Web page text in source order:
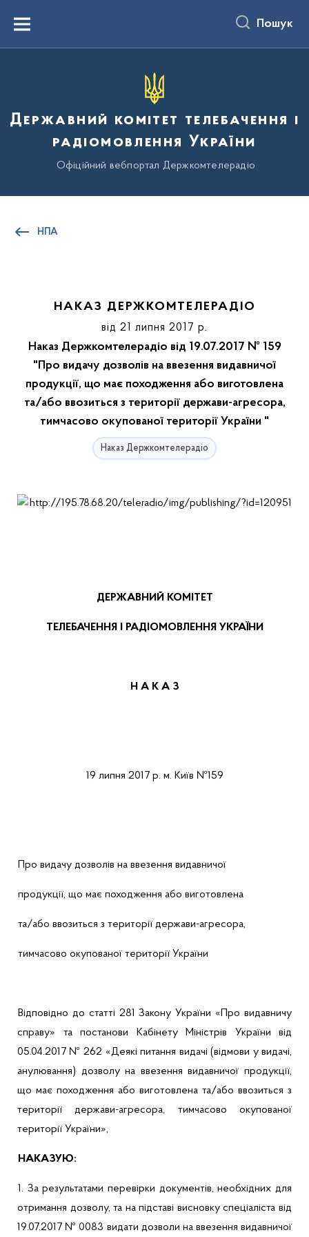
вмістуMenu Пошук
Державний комітет телебачення і
радіомовлення України
Офіційний вебпортал Держкомтелерадіо
НПА
НАКАЗ ДЕРЖКОМТЕЛЕРАДІО
від 21 липня 2017 р.
Наказ Держкомтелерадіо від 19.07.2017 № 159
"Про видачу дозволів на ввезення видавничої
продукції, що має походження або виготовлена
та/або ввозиться з території держави-агресора,
тимчасово окупованої території України "
Наказ Держкомтелерадіо
ДЕРЖАВНИЙ КОМІТЕТ
ТЕЛЕБАЧЕННЯ І РАДІОМОВЛЕННЯ УКРАЇНИ
Н А К А З
19 липня 2017 р. м. Київ №159
Про видачу дозволів на ввезення видавничої
продукції, що має походження або виготовлена
та/або ввозиться з території держави-агресора,
тимчасово окупованої території України
Відповідно до статті 281 Закону України «Провидавничу
справу» та постанови
Кабінету Міністрів України
від
05.04.2017 № 262 «Деякі питання видачі (відмови увидачі,
анулювання) дозволуна ввезення видавничої продукції,
що має походження або виготовлена та/або ввозиться з
території
держави-агресора, тимчасово
окупованої
території України»,
НАКАЗУЮ:
1. За результатами перевірки документів,необхідних для
отримання дозволу, та напідставі висновку спеціаліста від
19.07.2017 № 0083 видати дозволи на ввезення видавничої